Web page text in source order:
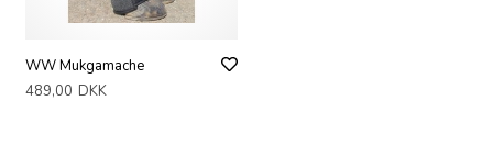
WW Mukgamache
489,00 DKK